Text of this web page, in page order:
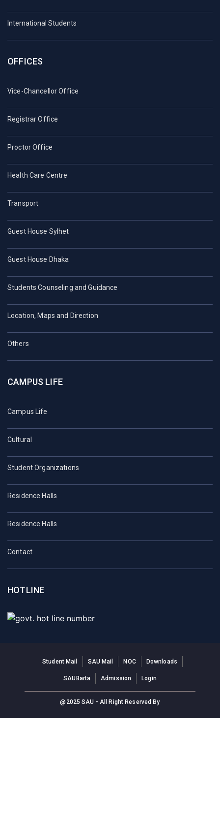
International Students
OFFICES
Vice-Chancellor Office
Registrar Office
Proctor Office
Health Care Centre
Transport
Guest House Sylhet
Guest House Dhaka
Students Counseling and Guidance
Location, Maps and Direction
Others
CAMPUS LIFE
Campus Life
Cultural
Student Organizations
Residence Halls
Residence Halls
Contact
HOTLINE
Student Mail SAU Mail NOC Downloads
SAUBarta Admission Login
@2025 SAU - All Right Reserved By